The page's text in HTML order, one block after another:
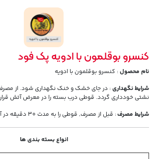
کنسرو بوقلمون با ادویه پک فود
نام محصول: کنسرو بوقلمون با ادویه
شرایط نگهداری: در جای خشک و خنک نگهداری شود. از مصرف
نشتی خودداری گردد. قوطی درب بسته را در معرض آتش
شرایط مصرف: قبل از مصرف, قوطی را به مدت 30 دقیقه در آبجوش قرار دهید .
انواع بسته بندی ها